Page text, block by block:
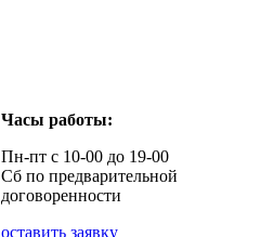
Часы работы:
Пн-пт с 10-00 до 19-00
Сб по предварительной
договоренности
оставить заявку